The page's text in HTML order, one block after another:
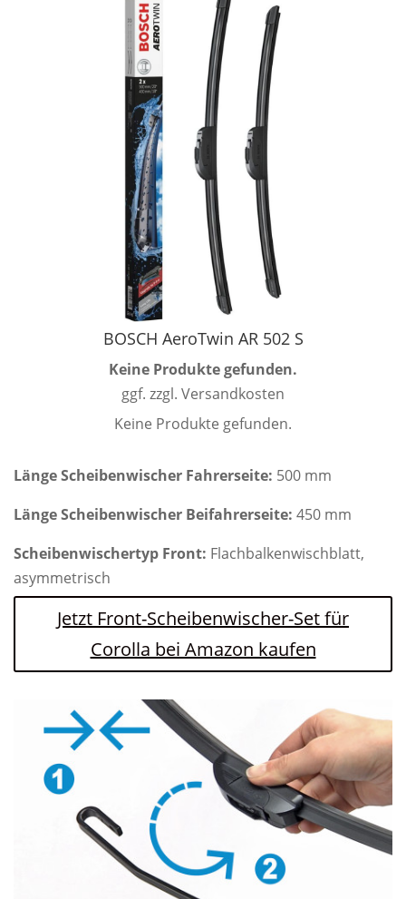
BOSCH AeroTwin AR 502 S
Keine Produkte gefunden.
ggf. zzgl. Versandkosten
Keine Produkte gefunden.
Länge Scheibenwischer Fahrerseite: 500 mm
Länge Scheibenwischer Beifahrerseite: 450 mm
Scheibenwischertyp Front: Flachbalkenwischblatt,
asymmetrisch
Jetzt Front-Scheibenwischer-Set für
Corolla bei Amazon kaufen